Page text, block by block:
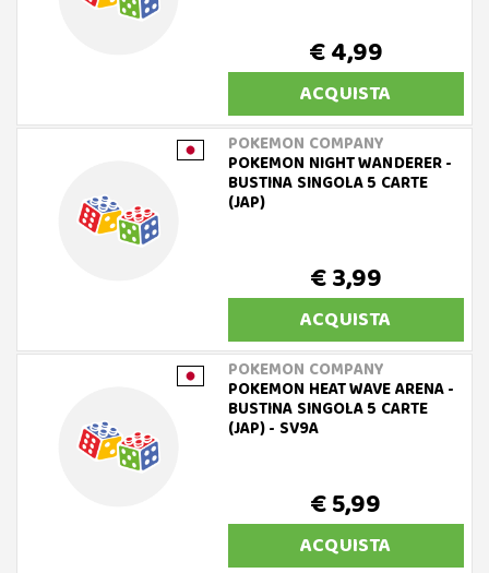
€ 4,99
ACQUISTA
POKEMON COMPANY
POKEMON NIGHT WANDERER -
BUSTINA SINGOLA 5 CARTE
(JAP)
€ 3,99
ACQUISTA
POKEMON COMPANY
POKEMON HEAT WAVE ARENA -
BUSTINA SINGOLA 5 CARTE
(JAP) - SV9A
€ 5,99
ACQUISTA